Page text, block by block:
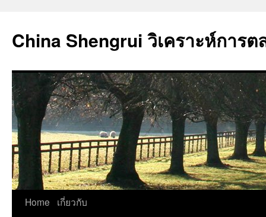
China Shengrui วิเคราะห์การ
Home
เกี่ยวกับ